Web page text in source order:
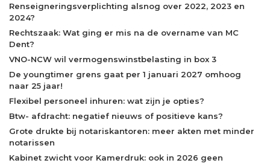
Renseigneringsverplichting alsnog over 2022, 2023 en
2024?
Rechtszaak: Wat ging er mis na de overname van MC
Dent?
VNO-NCW wil vermogenswinstbelasting in box 3
De youngtimer grens gaat per 1 januari 2027 omhoog
naar 25 jaar!
Flexibel personeel inhuren: wat zijn je opties?
Btw- afdracht: negatief nieuws of positieve kans?
Grote drukte bij notariskantoren: meer akten met minder
notarissen
Kabinet zwicht voor Kamerdruk: ook in 2026 geen